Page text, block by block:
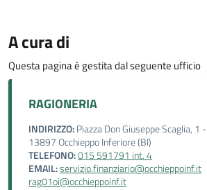
A cura di
Questa pagina è gestita dal seguente ufficio
RAGIONERIA
INDIRIZZO:Piazza Don Giuseppe Scaglia, 1 -
13897 Occhieppo Inferiore (BI)
TELEFONO:015 591791 int. 4
EMAIL:servizio.finanziario@occhieppoinf.it
rag01oi@occhieppoinf.it